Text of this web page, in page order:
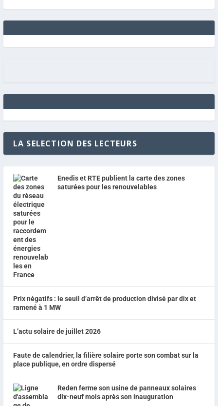
LA SELECTION DES LECTEURS
Enedis et RTE publient la carte des zones
saturées pour les renouvelables
Prix négatifs : le seuil d’arrêt de production divisé par dix et
ramené à 1 MW
L’actu solaire de juillet 2026
Faute de calendrier, la filière solaire porte son combat sur la
place publique, en ordre dispersé
Reden ferme son usine de panneaux solaires
dix-neuf mois après son inauguration